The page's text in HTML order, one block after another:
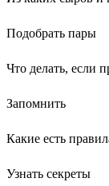
Подобрать пары
Что делать, если
Запомнить
Какие есть
Узнать секреты